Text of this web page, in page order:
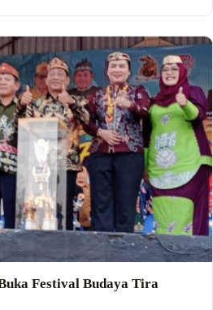
Festival Budaya Tira